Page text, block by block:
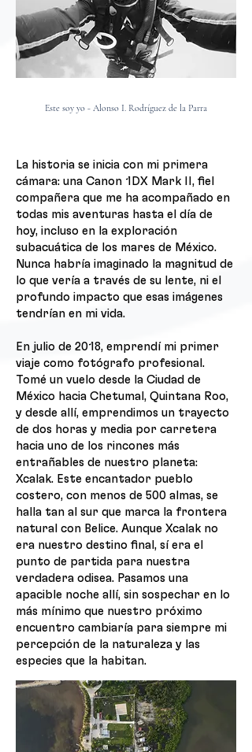
Este soy yo - Alonso I. Rodríguez de la Parra
La historia se inicia con mi primera
cámara: una Canon 1DX Mark II, fiel
compañera que me ha acompañado en
todas mis aventuras hasta el día de
hoy, incluso en la exploración
subacuática de los mares de México.
Nunca habría imaginado la magnitud de
lo que vería a través de su lente, ni el
profundo impacto que esas imágenes
tendrían en mi vida.
En julio de 2018, emprendí mi primer
viaje como fotógrafo profesional.
Tomé un vuelo desde la Ciudad de
México hacia Chetumal, Quintana Roo,
y desde allí, emprendimos un trayecto
de dos horas y media por carretera
hacia uno de los rincones más
entrañables de nuestro planeta:
Xcalak. Este encantador pueblo
costero, con menos de 500 almas, se
halla tan al sur que marca la frontera
natural con Belice. Aunque Xcalak no
era nuestro destino final, sí era el
punto de partida para nuestra
verdadera odisea. Pasamos una
apacible noche allí, sin sospechar en lo
más mínimo que nuestro próximo
encuentro cambiaría para siempre mi
percepción de la naturaleza y las
especies que la habitan.